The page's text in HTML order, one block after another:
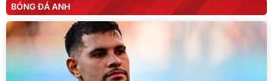
BÓNG ĐÁ ANH